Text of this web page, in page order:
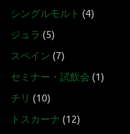
シングルモルト (4)
ジュラ (5)
スペイン (7)
セミナー・試飲会 (1)
チリ (10)
トスカーナ (12)